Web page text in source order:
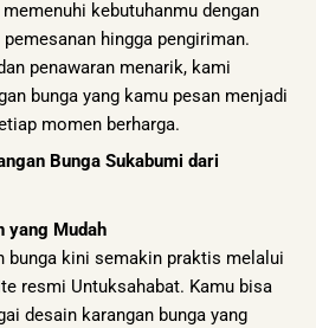
kebutuhanmu dengan
hingga pengiriman.
penawaran menarik, kami
bunga yang kamu pesan menjadi
momen berharga.
Bunga Sukabumi dari
yang Mudah
bunga kini semakin praktis melalui
resmi Untuksahabat. Kamu bisa
desain karangan bunga yang